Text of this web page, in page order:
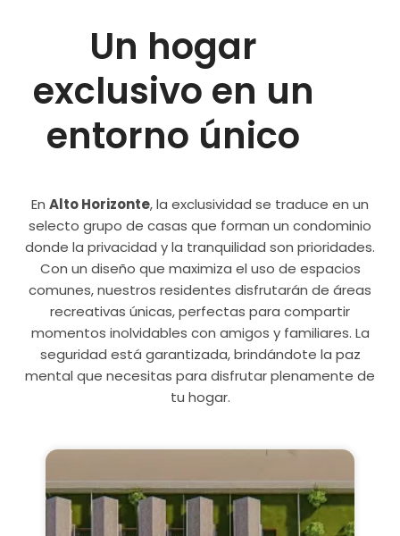
Un hogar
exclusivo en un
entorno único
En Alto Horizonte, la exclusividad se traduce en un
selecto grupo de casas que forman un condominio
donde la privacidad y la tranquilidad son prioridades.
Con un diseño que maximiza el uso de espacios
comunes, nuestros residentes disfrutarán de áreas
recreativas únicas, perfectas para compartir
momentos inolvidables con amigos y familiares. La
seguridad está garantizada, brindándote la paz
mental que necesitas para disfrutar plenamente de
tu hogar.